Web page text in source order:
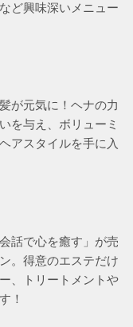
ど興味深いメニュー
が元気に！ヘナの力
を与え、ボリューミ
アスタイルを手に入
話で心を癒す」が売
。得意のエステだけ
、トリートメントや
！